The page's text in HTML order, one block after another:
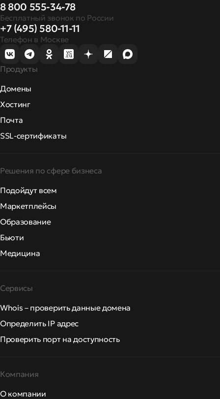
8 800 555-34-78
Бесплатный звонок по России
+7 (495) 580-11-11
Телефон в Москве
Продукты
Домены
Хостинг
Почта
SSL-сертификаты
Решения по сфере бизнеса
Подойдут всем
Маркетплейсы
Образование
Бьюти
Медицина
Сервисы
Whois – проверить данные домена
Определить IP адрес
Проверить порт на доступность
Компания
О компании